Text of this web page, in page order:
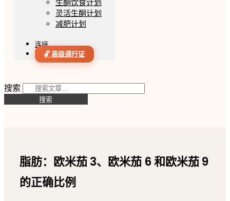
生酮饮食计划
灵活生酮计划
减肥计划
连接
🔓 高级通行证
搜索
搜索
脂肪：欧米茄 3、欧米茄 6 和欧米茄 9
的正确比例